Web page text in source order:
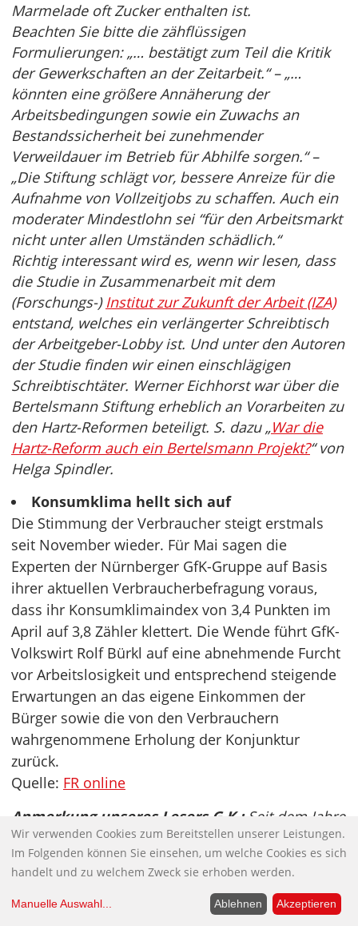
Marmelade oft Zucker enthalten ist.
Beachten Sie bitte die zähflüssigen
Formulierungen: „… bestätigt zum Teil die Kritik
der Gewerkschaften an der Zeitarbeit.“ – „…
könnten eine größere Annäherung der
Arbeitsbedingungen sowie ein Zuwachs an
Bestandssicherheit bei zunehmender
Verweildauer im Betrieb für Abhilfe sorgen.“ –
„Die Stiftung schlägt vor, bessere Anreize für die
Aufnahme von Vollzeitjobs zu schaffen. Auch ein
moderater Mindestlohn sei “für den Arbeitsmarkt
nicht unter allen Umständen schädlich.“
Richtig interessant wird es, wenn wir lesen, dass
die Studie in Zusammenarbeit mit dem
(Forschungs-)Institut zur Zukunft der Arbeit (IZA)
entstand, welches ein verlängerter Schreibtisch
der Arbeitgeber-Lobby ist. Und unter den Autoren
der Studie finden wir einen einschlägigen
Schreibtischtäter. Werner Eichhorst war über die
Bertelsmann Stiftung erheblich an Vorarbeiten zu
den Hartz-Reformen beteiligt. S. dazu „War die
Hartz-Reform auch ein Bertelsmann Projekt?“ von
Helga Spindler.
Konsumklima hellt sich auf
Die Stimmung der Verbraucher steigt erstmals
seit November wieder. Für Mai sagen die
Experten der Nürnberger GfK-Gruppe auf Basis
ihrer aktuellen Verbraucherbefragung voraus,
dass ihr Konsumklimaindex von 3,4 Punkten im
April auf 3,8 Zähler klettert. Die Wende führt GfK-
Volkswirt Rolf Bürkl auf eine abnehmende Furcht
vor Arbeitslosigkeit und entsprechend steigende
Erwartungen an das eigene Einkommen der
Bürger sowie die von den Verbrauchern
wahrgenommene Erholung der Konjunktur
zurück.
Quelle: FR online
Anmerkung unseres Lesers G.K.:Seit dem Jahre
2005 (dem Beginn von Merkels Kanzlerschaft)
werden von der Gesellschaft für
Konsumforschung (GfK) oftmals schönfärberische
Berichte zum jeweils aktuellen GfK-Konsumklima-
Idex in die Welt gesetzt. In den Medien wurde auf
Wir verwenden Cookies zum Bereitstellen unserer Leistungen.
Im Folgenden können Sie einsehen, um welche Cookies es sich
handelt und zu welchem Zweck sie erhoben werden.
Manuelle Auswahl... Ablehnen Akzeptieren